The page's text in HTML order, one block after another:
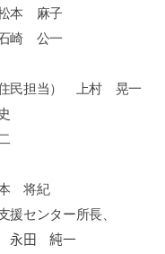
本 麻子
崎 公一
住民担当） 上村 晃一
将紀
センター所長、
永田 純一